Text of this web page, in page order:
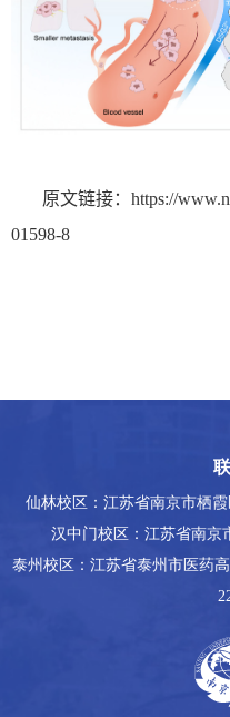
原文链接： https://
01598-8
仙林校区：江苏省南京市栖霞
汉中门校区：江苏省南京
泰州校区：江苏省泰州市医药